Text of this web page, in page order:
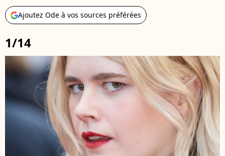
Ajoutez Ode à vos sources préférées
1/14